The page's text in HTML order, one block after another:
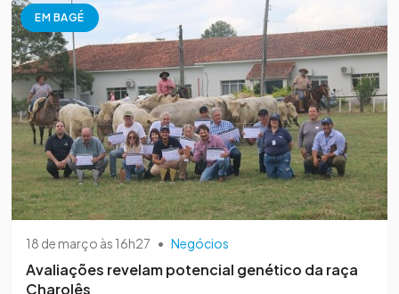
EM BAGÉ
18 de março às 16h27 • Negócios
Avaliações revelam potencial genético da raça
Charolês